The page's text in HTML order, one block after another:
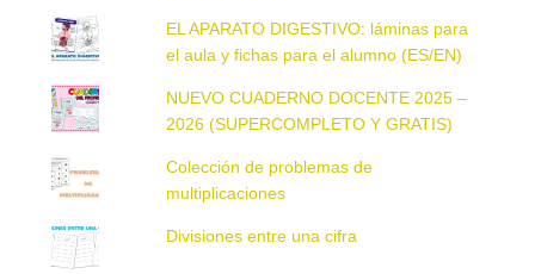
EL APARATO DIGESTIVO: láminas para
el aula y fichas para el alumno (ES/EN)
NUEVO CUADERNO DOCENTE 2025 –
2026 (SUPERCOMPLETO Y GRATIS)
Colección de problemas de
multiplicaciones
Divisiones entre una cifra